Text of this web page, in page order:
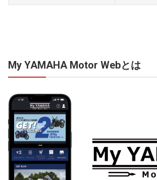
My YAMAHA Motor Webとは